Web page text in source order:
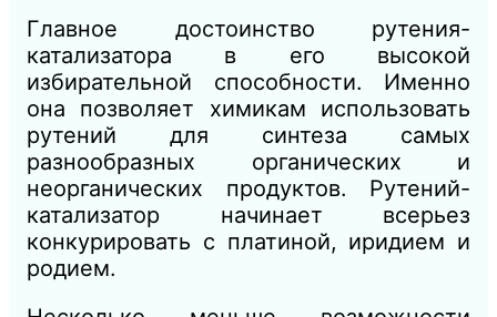
Главное достоинство рутения-
катализатора в его высокой
избирательной способности. Именно
она позволяет химикам использовать
рутений для синтеза самых
разнообразных органических и
неорганических продуктов. Рутений-
катализатор начинает всерьез
конкурировать с платиной, иридием и
родием.